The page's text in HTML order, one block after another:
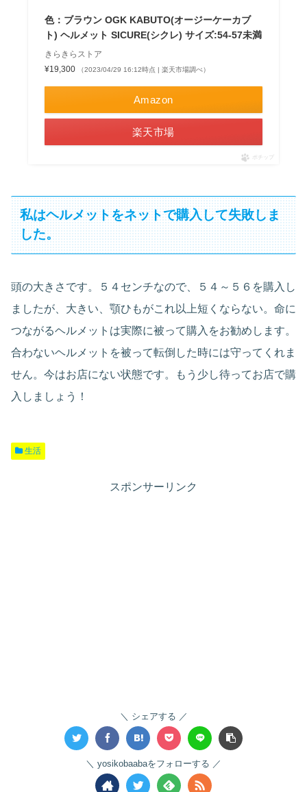
色：ブラウン OGK KABUTO(オージーケーカブ
ト) ヘルメット SICURE(シクレ) サイズ:54-57未満
きらきらストア
¥19,300
（2023/04/29 16:12時点 | 楽天市場調べ）
Amazon
楽天市場
ポチップ
私はヘルメットをネットで購入して失敗しま
した。
頭の大きさです。５４センチなので、５４～５６を購入し
ましたが、大きい、顎ひもがこれ以上短くならない。命に
つながるヘルメットは実際に被って購入をお勧めします。
合わないヘルメットを被って転倒した時には守ってくれま
せん。今はお店にない状態です。もう少し待ってお店で購
入しましょう！
生活
スポンサーリンク
シェアする
yosikobaabaをフォローする